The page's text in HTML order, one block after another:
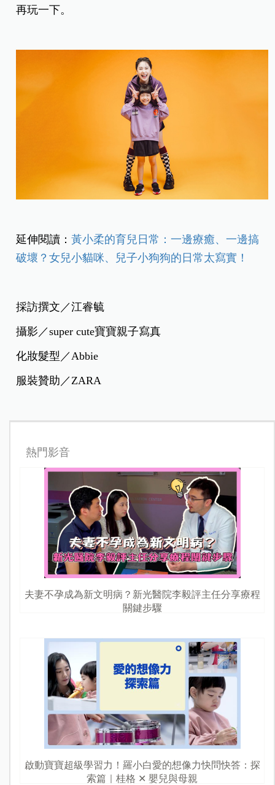
再玩一下。
延伸閱讀：黃小柔的育兒日常：一邊療癒、一邊搞
破壞？女兒小貓咪、兒子小狗狗的日常太寫實！
採訪撰文／江睿毓
攝影／super cute寶寶親子寫真
化妝髮型／Abbie
服裝贊助／ZARA
熱門影音
夫妻不孕成為新文明病？新光醫院李毅評主任分享療程
關鍵步驟
啟動寶寶超級學習力！羅小白愛的想像力快問快答：探
索篇｜桂格 ✕ 嬰兒與母親